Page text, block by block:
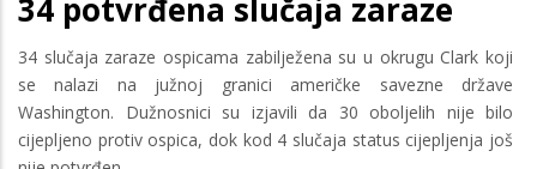
34 potvrđena slučaja zaraze
34 slučaja zaraze ospicama zabilježena su u okrugu Clark koji
se nalazi na južnoj granici američke savezne države
Washington. Dužnosnici su izjavili da 30 oboljelih nije bilo
cijepljeno protiv ospica, dok kod 4 slučaja status cijepljenja još